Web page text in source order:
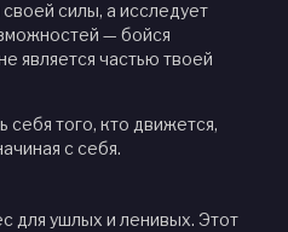
силы, а исследует
— бойся
является частью твоей
себя того, кто движется,
с себя.
для ушлых и ленивых. Этот